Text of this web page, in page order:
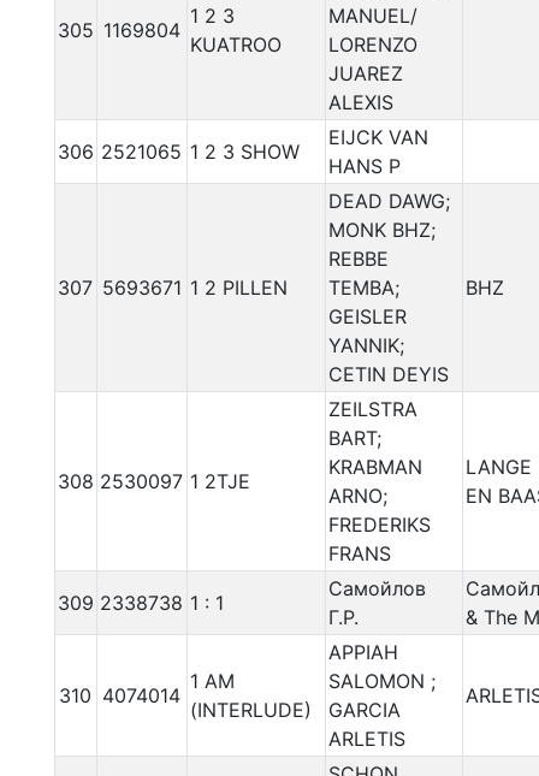
305 1169804
1 2 3
KUATROO
MANUEL/
LORENZO
JUAREZ
ALEXIS
306 2521065 1 2 3 SHOW
EIJCK VAN
HANS P
307 5693671 1 2 PILLEN
DEAD DAWG;
MONK BHZ;
REBBE
TEMBA;
GEISLER
YANNIK;
CETIN DEYIS
BHZ
308 2530097 1 2TJE
ZEILSTRA
BART;
KRABMAN
ARNO;
FREDERIKS
FRANS
LANGE
EN
309 2338738 1 : 1
Самойлов
Г.Р.
& The
310 4074014
1 AM
(INTERLUDE)
APPIAH
SALOMON ;
GARCIA
ARLETIS